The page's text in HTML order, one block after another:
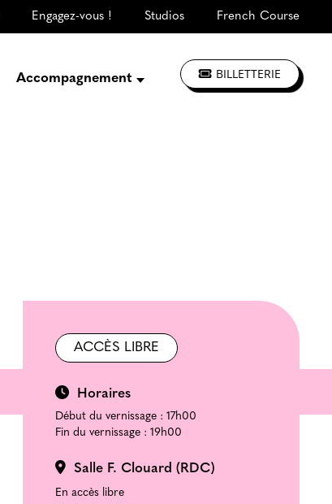
Engagez-vous ! Studios French Course
Accompagnement BILLETTERIE
ACCÈS LIBRE
Horaires
Début du vernissage : 17h00
Fin du vernissage : 19h00
Salle F. Clouard (RDC)
En accès libre